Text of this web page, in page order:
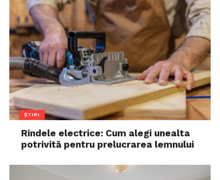
ȘTIRI
Rindele electrice: Cum alegi unealta
potrivită pentru prelucrarea lemnului